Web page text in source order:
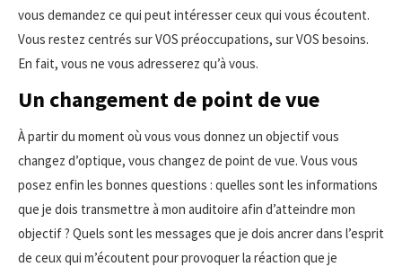
vous demandez ce qui peut intéresser ceux qui vous écoutent.
Vous restez centrés sur VOS préoccupations, sur VOS besoins.
En fait, vous ne vous adresserez qu’à vous.
Un changement de point de vue
À partir du moment où vous vous donnez un objectif vous
changez d’optique, vous changez de point de vue. Vous vous
posez enfin les bonnes questions : quelles sont les informations
que je dois transmettre à mon auditoire afin d’atteindre mon
objectif ? Quels sont les messages que je dois ancrer dans l’esprit
de ceux qui m’écoutent pour provoquer la réaction que je